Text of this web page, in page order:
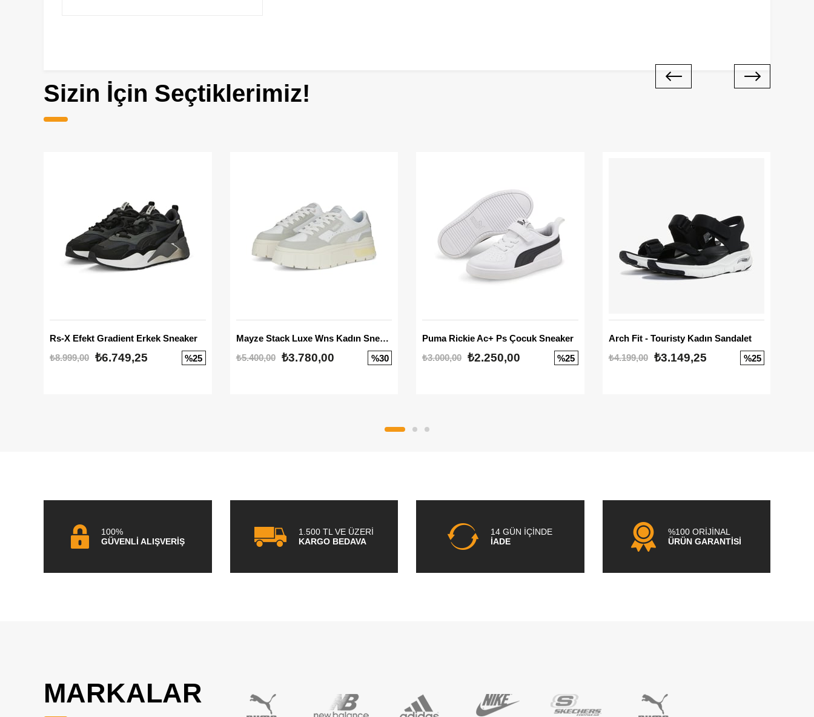
Sizin İçin Seçtiklerimiz!
Rs-X Efekt Gradient Erkek Sneaker
₺8.999,00 ₺6.749,25 %25
Mayze Stack Luxe Wns Kadın Sneaker
₺5.400,00
₺3.780,00 %30
Puma Rickie Ac+ Ps Çocuk Sneaker
₺3.000,00 ₺2.250,00 %25
Arch Fit - Touristy Kadın Sandalet
₺4.199,00
₺3.149,25 %25
100%
GÜVENLİ ALIŞVERİŞ
1.500 TL VE ÜZERİ
KARGO BEDAVA
14 GÜN İÇİNDE
İADE
%100 ORİJİNAL
ÜRÜN GARANTİSİ
MARKALAR